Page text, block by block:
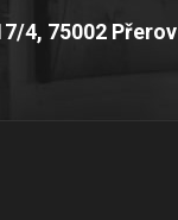
4, 75002 Přerov